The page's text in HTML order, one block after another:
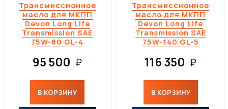
Трансмиссионное
масло для МКПП
Devon Long Life
Transmission SAE
75W-80 GL-4
95 500 ₽
В КОРЗИНУ
Трансмиссионное
масло для МКПП
Devon Long Life
Transmission SAE
75W-140 GL-5
116 350 ₽
В КОРЗИНУ